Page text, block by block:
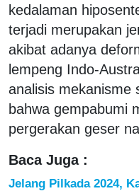
kedalaman
terjadi merupakan
akibat adanya
lempeng Indo-
analisis mekanisme
bahwa gempabumi
pergerakan geser
Baca Juga :
Jelang Pilkada 2024,